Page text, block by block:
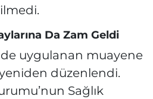
Da Zam Geldi
uygulanan muayene
yeniden düzenlendi.
Sağlık